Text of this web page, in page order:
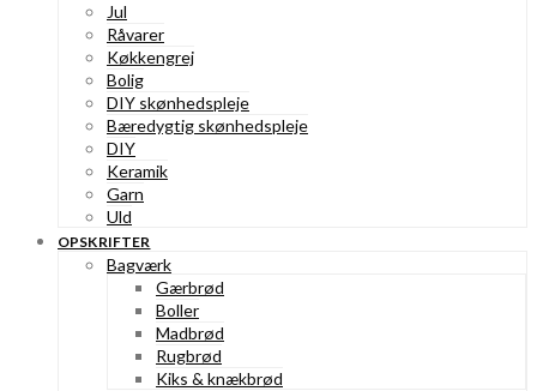
Jul
Råvarer
Køkkengrej
Bolig
DIY skønhedspleje
Bæredygtig skønhedspleje
DIY
Keramik
Garn
Uld
OPSKRIFTER
Bagværk
Gærbrød
Boller
Madbrød
Rugbrød
Kiks & knækbrød